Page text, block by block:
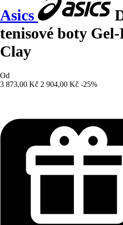
Asics
tenisové boty
Clay
Od
3 873,00 Kč 2 904,00 Kč -25%